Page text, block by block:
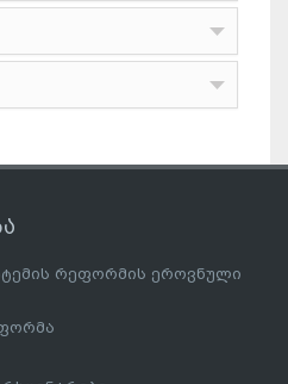
რეფორმის ეროვნული